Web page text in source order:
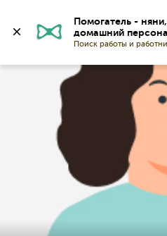
Помогатель - няни,